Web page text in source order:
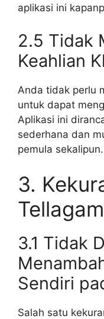
aplikasi ini
2.5 Tidak
Keahlian
Anda tidak perlu
untuk dapat
Aplikasi ini
sederhana dan
pemula sekalipun.
3.
3.1 Tidak
Sendiri
Salah satu